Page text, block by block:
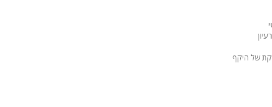
של היקף